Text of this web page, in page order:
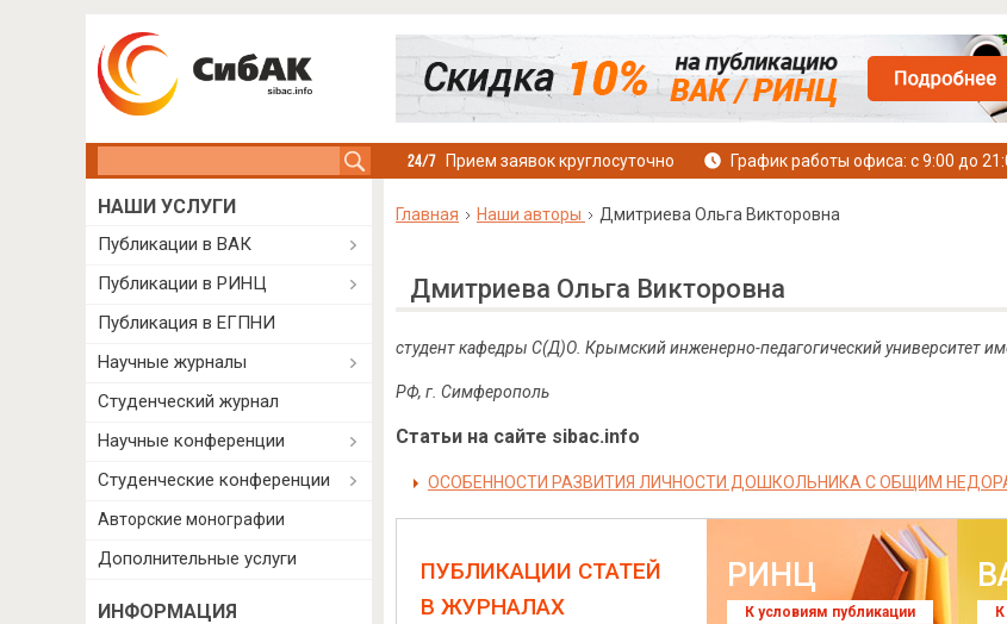
Прием заявок круглосуточно График работы офиса: с 9:00 до
Главная Наши авторы Дмитриева Ольга Викторовна
Дмитриева Ольга Викторовна
студент кафедры С(Д)О. Крымский инженерно-педагогический университет
РФ, г. Симферополь
Статьи на сайте sibac.info
ОСОБЕННОСТИ РАЗВИТИЯ ЛИЧНОСТИ ДОШКОЛЬНИКА С ОБЩИМ
ПУБЛИКАЦИИ СТАТЕЙ
В ЖУРНАЛАХ
РИНЦ
К условиям публикации
НАШИ УСЛУГИ
Публикации в ВАК
Публикации в РИНЦ
Публикация в ЕГПНИ
Научные журналы
Студенческий журнал
Научные конференции
Студенческие конференции
Авторские монографии
Дополнительные услуги
ИНФОРМАЦИЯ